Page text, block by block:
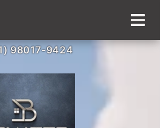
98017-9424